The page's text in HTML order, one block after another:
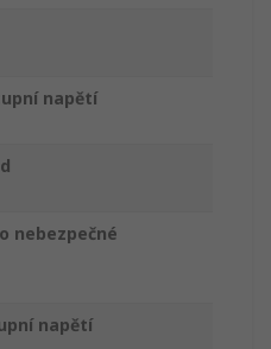
napětí
nebezpečné
napětí